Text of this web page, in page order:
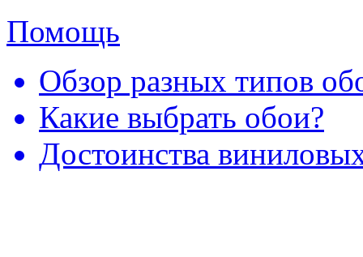
Помощь
Обзор разных типов
Какие выбрать обои?
Достоинства